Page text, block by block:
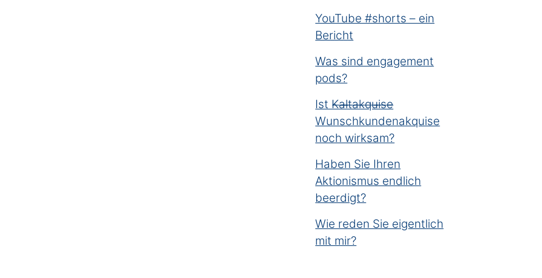
YouTube #shorts – ein
Bericht
Was sind engagement
pods?
Ist K̶a̶l̶t̶a̶k̶q̶u̶i̶s̶e̶
Wunschkundenakquise
noch wirksam?
Haben Sie Ihren
Aktionismus endlich
beerdigt?
Wie reden Sie eigentlich
mit mir?